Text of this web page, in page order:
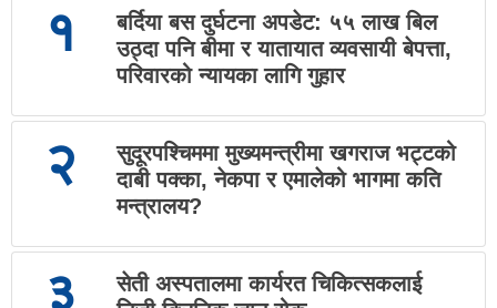
१
बर्दिया बस दुर्घटना अपडेट: ५५ लाख बिल
उठ्दा पनि बीमा र यातायात व्यवसायी बेपत्ता,
परिवारको न्यायका लागि गुहार
२
सुदूरपश्चिममा मुख्यमन्त्रीमा खगराज भट्टको
दाबी पक्का, नेकपा र एमालेको भागमा कति
मन्त्रालय?
३
सेती अस्पतालमा कार्यरत चिकित्सकलाई